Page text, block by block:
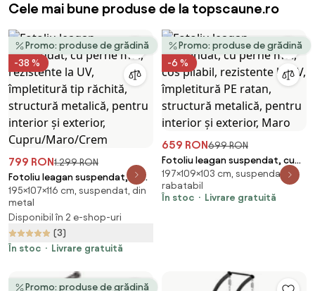
Cele mai bune produse de la topscaune.ro
Promo: produse de grădină
-38 %
799 RON1.299 RON
Fotoliu leagan suspendat, cu
perne moi, rezistente la UV,
împletitură tip răchită,
structură metalică, pentru
interior și exterior,
Cupru/Maro/Crem
195×107×116 cm, suspendat, din
metal
Disponibil în 2 e-shop-uri
(3)
În stoc
Livrare gratuită
Promo: produse de grădină
-6 %
659 RON699 RON
Fotoliu leagan suspendat, cu
perne moi, cos pliabil,
rezistente la UV, împletitură PE
ratan, structură metalică,
197×109×103 cm, suspendat,
rabatabil
În stoc
Livrare gratuită
Promo: produse de grădină